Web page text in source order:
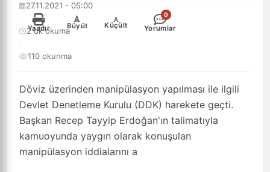
Döviz üzerinden manipülasyon yapılması ile ilgili
Devlet Denetleme Kurulu (DDK) harekete geçti.
Başkan Recep Tayyip Erdoğan'ın talimatıyla
kamuoyunda yaygın olarak konuşulan
manipülasyon iddialarını a
27.11.2021 - 05:00
·
2 dk okuma
·
110 okunma
Yazdır
+
Büyüt
-
Küçült
0
Yorumlar